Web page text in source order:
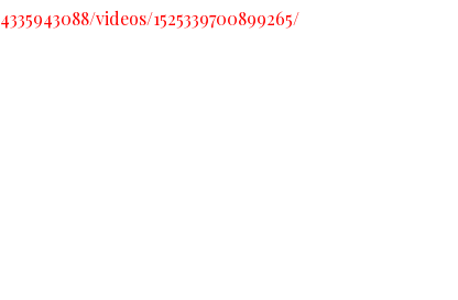
videos/1525339700899265/